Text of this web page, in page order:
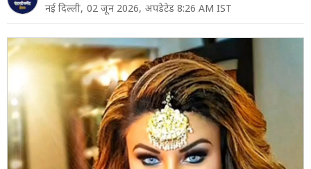
नई दिल्ली, 02 जून 2026, अपडेटेड 8:26 AM IST